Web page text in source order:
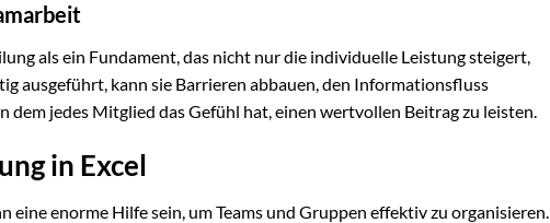
als ein Fundament, das nicht nur die individuelle Leistung steigert,
ausgeführt, kann sie Barrieren abbauen, den Informationsfluss
jedes Mitglied das Gefühl hat, einen wertvollen Beitrag zu leisten.
in Excel
enorme Hilfe sein, um Teams und Gruppen effektiv zu organisieren.